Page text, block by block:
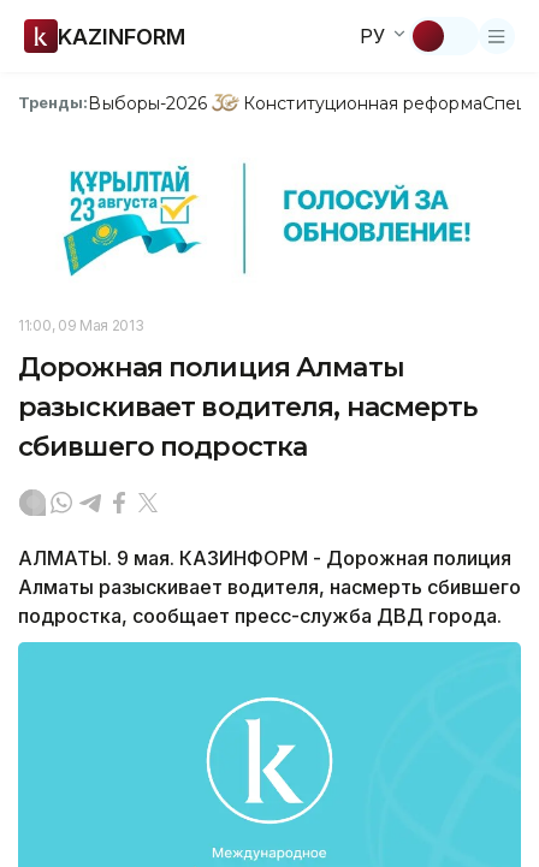
KAZINFORM РУ
Тренды:Выборы-2026 Конституционная реформа
11:00, 09 Мая 2013
Дорожная полиция Алматы
разыскивает водителя, насмерть
сбившего подростка
АЛМАТЫ. 9 мая. КАЗИНФОРМ - Дорожная полиция
Алматы разыскивает водителя, насмерть сбившего
подростка, сообщает пресс-служба ДВД города.